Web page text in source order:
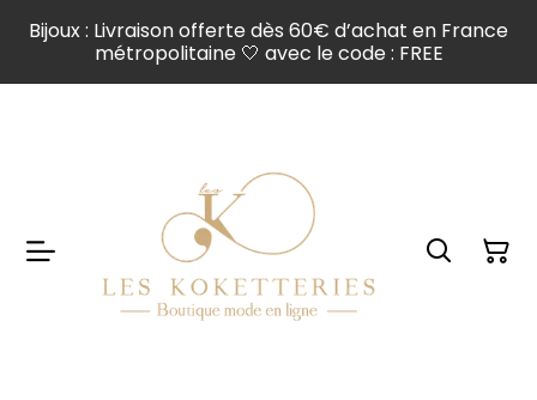
Bijoux : Livraison offerte dès 60€ d’achat en France
métropolitaine 🤍 avec le code : FREE